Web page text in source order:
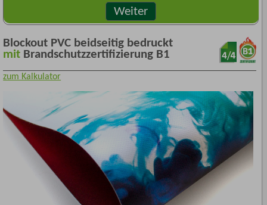
Blockout PVC beidseitig bedruckt
mit Brandschutzzertifizierung B1
zum Kalkulator
Weiter